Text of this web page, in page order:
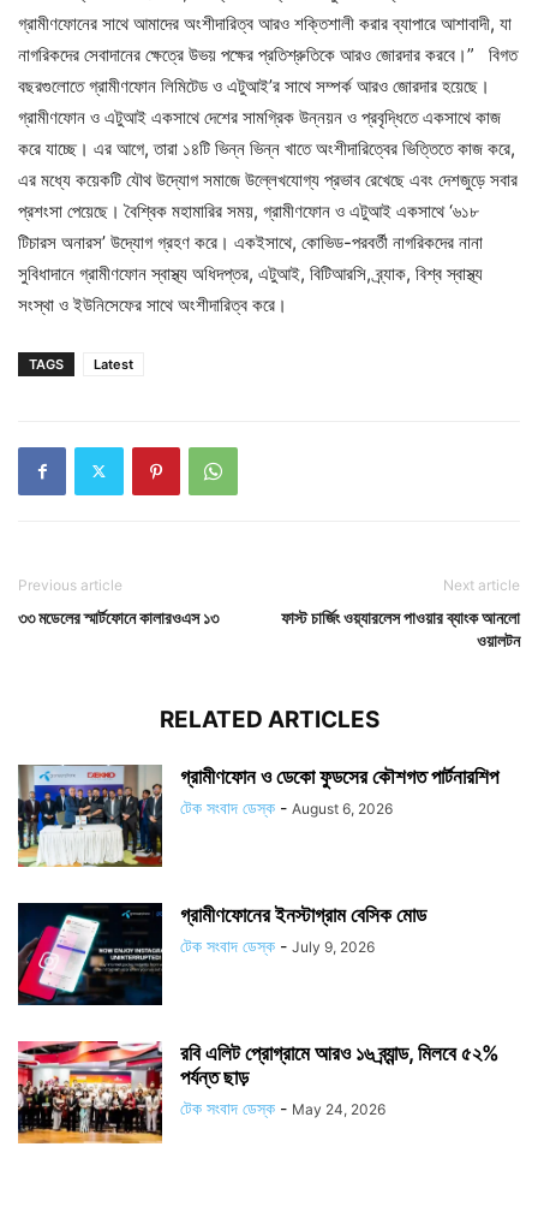
গ্রামীণফোনের সাথে আমাদের অংশীদারিত্ব আরও শক্তিশালী করার ব্যাপারে আশাবাদী, যা
নাগরিকদের সেবাদানের ক্ষেত্রে উভয় পক্ষের প্রতিশ্রুতিকে আরও জোরদার করবে।” বিগত
বছরগুলোতে গ্রামীণফোন লিমিটেড ও এটুআই’র সাথে সম্পর্ক আরও জোরদার হয়েছে।
গ্রামীণফোন ও এটুআই একসাথে দেশের সামগ্রিক উন্নয়ন ও প্রবৃদ্ধিতে একসাথে কাজ
করে যাচ্ছে। এর আগে, তারা ১৪টি ভিন্ন ভিন্ন খাতে অংশীদারিত্বের ভিত্তিতে কাজ করে,
এর মধ্যে কয়েকটি যৌথ উদ্যোগ সমাজে উল্লেখযোগ্য প্রভাব রেখেছে এবং দেশজুড়ে সবার
প্রশংসা পেয়েছে। বৈশ্বিক মহামারির সময়, গ্রামীণফোন ও এটুআই একসাথে ‘৬১৮
টিচারস অনারস’ উদ্যোগ গ্রহণ করে। একইসাথে, কোভিড-পরবর্তী নাগরিকদের নানা
সুবিধাদানে গ্রামীণফোন স্বাস্থ্য অধিদপ্তর, এটুআই, বিটিআরসি, ব্র্যাক, বিশ্ব স্বাস্থ্য
সংস্থা ও ইউনিসেফের সাথে অংশীদারিত্ব করে।
TAGS Latest
Previous article
৩৩ মডেলের স্মার্টফোনে কালারওএস ১৩
Next article
ফাস্ট চার্জিং ওয়্যারলেস পাওয়ার ব্যাংক আনলো
ওয়ালটন
RELATED ARTICLES
গ্রামীণফোন ও ডেকো ফুডসের কৌশগত পার্টনারশিপ
টেক সংবাদ ডেস্ক - August 6, 2026
গ্রামীণফোনের ইনস্টাগ্রাম বেসিক মোড
টেক সংবাদ ডেস্ক - July 9, 2026
রবি এলিট প্রোগ্রামে আরও ১৬ ব্র্যান্ড, মিলবে ৫২%
পর্যন্ত ছাড়
টেক সংবাদ ডেস্ক - May 24, 2026